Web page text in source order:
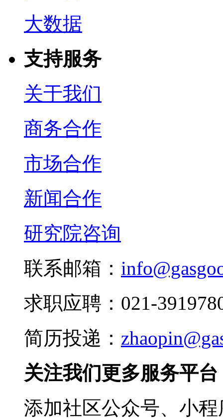
大数据
支持服务
关于我们
商务合作
市场合作
新闻合作
研究院咨询
联系邮箱：
求职应聘：021-
简历投递：
关注我们更多服务平台
添加社区公众号、小